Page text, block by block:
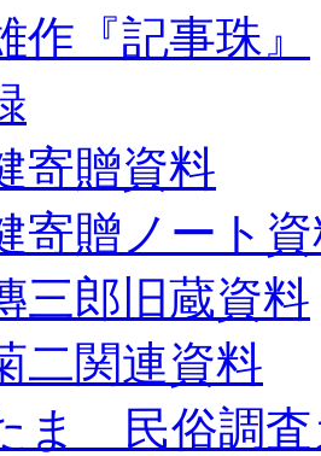
作『記事珠』
寄贈資料
寄贈ノート
三郎旧蔵資料
二関連資料
ま 民俗調査